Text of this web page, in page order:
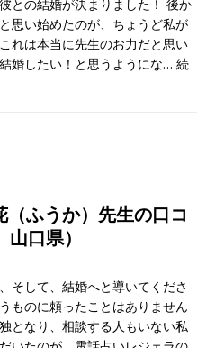
との結婚が決まりました！ 後か
思い始めたのが、ちょうど私が
れは本当に先生のお力だと思い
婚したい！と思うようにな…続
ふうか）先生の口コ
口県）
そして、結婚へと導いてくださ
ものに頼ったことはありません
となり、相談する人もいない私